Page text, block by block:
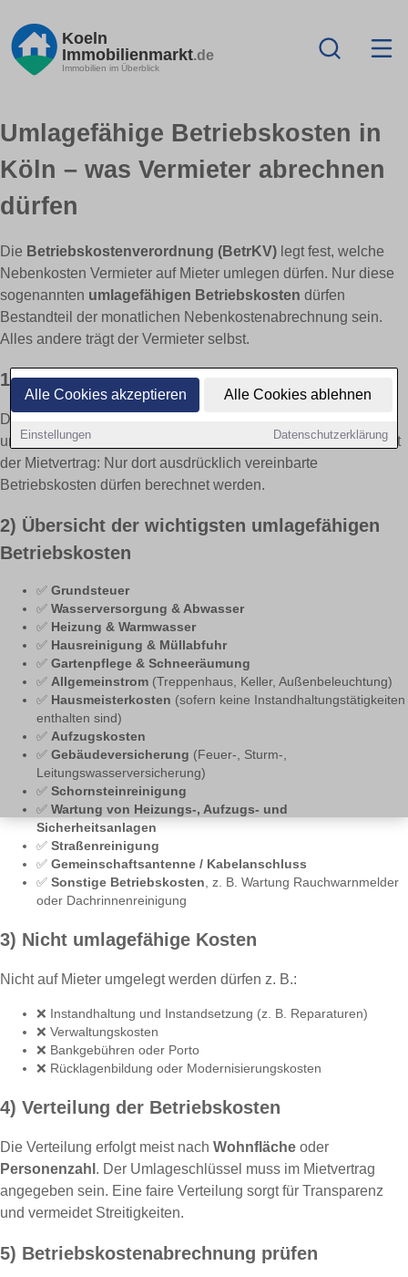
Alle Cookies akzeptieren Alle Cookies ablehnen
Einstellungen Datenschutzerklärung
Koeln
Immobilienmarkt.de
Immobilien im Überblick
Umlagefähige Betriebskosten in
Köln – was Vermieter abrechnen
dürfen
Die Betriebskostenverordnung (BetrKV) legt fest, welche
Nebenkosten Vermieter auf Mieter umlegen dürfen. Nur diese
sogenannten umlagefähigen Betriebskosten dürfen
Bestandteil der monatlichen Nebenkostenabrechnung sein.
Alles andere trägt der Vermieter selbst.
1) Gesetzliche Grundlage (§ 2 BetrKV)
Die Verordnung unterscheidet klar zwischen
undnicht umlagefähigen
Kosten. Grundlage für die Umlage ist
der Mietvertrag: Nur dort ausdrücklich vereinbarte
Betriebskosten dürfen berechnet werden.
2) Übersicht der wichtigsten umlagefähigen
Betriebskosten
✅ Grundsteuer
✅ Wasserversorgung & Abwasser
✅ Heizung & Warmwasser
✅ Hausreinigung & Müllabfuhr
✅ Gartenpflege & Schneeräumung
✅ Allgemeinstrom (Treppenhaus, Keller, Außenbeleuchtung)
✅ Hausmeisterkosten (sofern keine Instandhaltungstätigkeiten
enthalten sind)
✅ Aufzugskosten
✅ Gebäudeversicherung (Feuer-, Sturm-,
Leitungswasserversicherung)
✅ Schornsteinreinigung
✅ Wartung von Heizungs-, Aufzugs- und
Sicherheitsanlagen
✅ Straßenreinigung
✅ Gemeinschaftsantenne / Kabelanschluss
✅ Sonstige Betriebskosten, z. B. Wartung Rauchwarnmelder
oder Dachrinnenreinigung
3) Nicht umlagefähige Kosten
Nicht auf Mieter umgelegt werden dürfen z. B.:
❌ Instandhaltung und Instandsetzung (z. B. Reparaturen)
❌ Verwaltungskosten
❌ Bankgebühren oder Porto
❌ Rücklagenbildung oder Modernisierungskosten
4) Verteilung der Betriebskosten
Die Verteilung erfolgt meist nach Wohnfläche oder
Personenzahl . Der Umlageschlüssel muss im Mietvertrag
angegeben sein. Eine faire Verteilung sorgt für Transparenz
und vermeidet Streitigkeiten.
5) Betriebskostenabrechnung prüfen